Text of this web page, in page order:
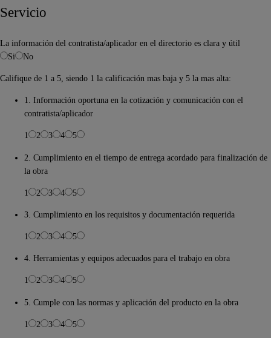
Servicio
La información del contratista/aplicador en el directorio es clara y útil
Si
No
Califique de 1 a 5, siendo 1 la calificación mas baja y 5 la mas alta:
1. Información oportuna en la cotización y comunicación con el
contratista/aplicador
1 2 3 4 5
2. Cumplimiento en el tiempo de entrega acordado para finalización de
la obra
1 2 3 4 5
3. Cumplimiento en los requisitos y documentación requerida
1 2 3 4 5
4. Herramientas y equipos adecuados para el trabajo en obra
1 2 3 4 5
5. Cumple con las normas y aplicación del producto en la obra
1 2 3 4 5